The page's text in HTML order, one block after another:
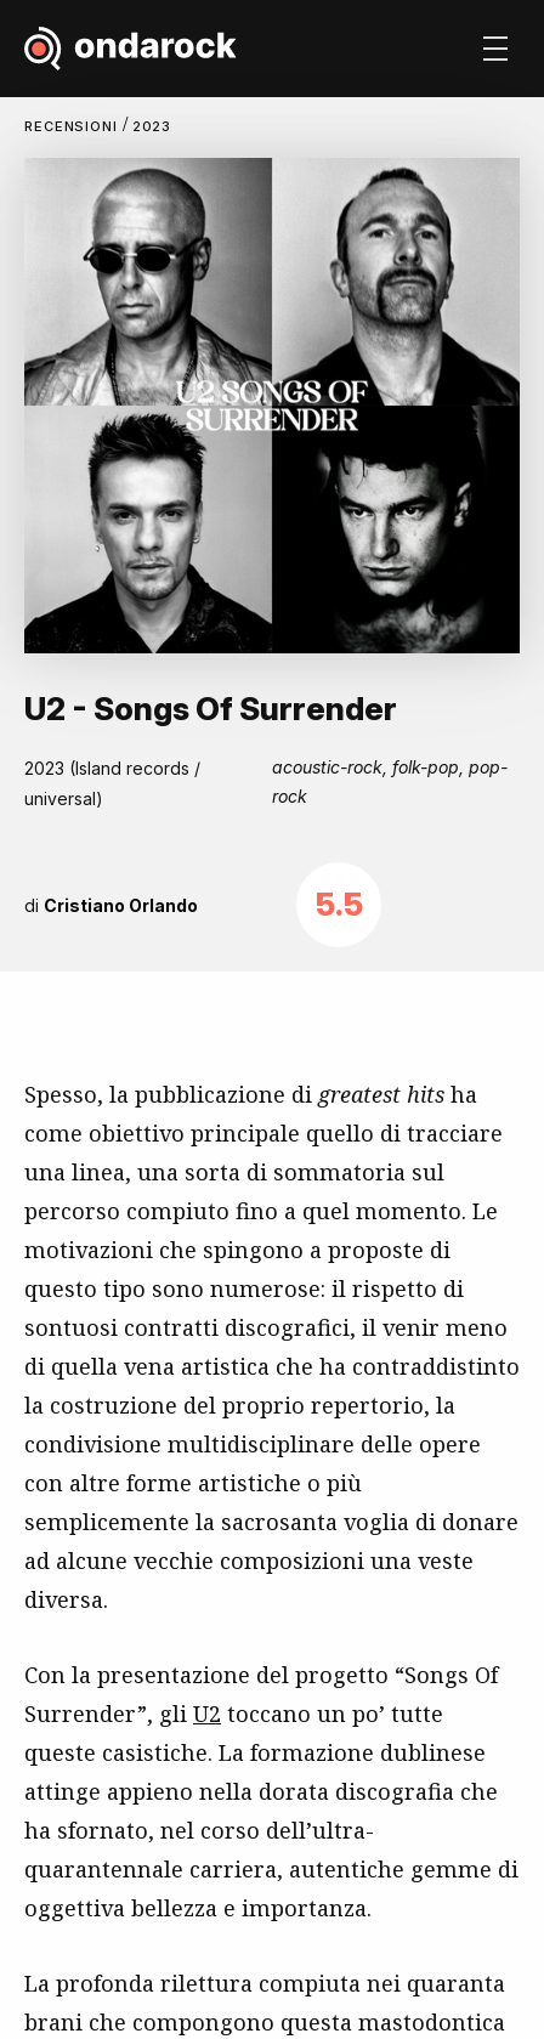
RECENSIONI / 2023
U2 - Songs Of Surrender
2023 (Island records /
universal)
acoustic-rock, folk-pop, pop-
rock
di Cristiano Orlando 5.5
Spesso, la pubblicazione di greatest hits ha
come obiettivo principale quello di tracciare
una linea, una sorta di sommatoria sul
percorso compiuto fino a quel momento. Le
motivazioni che spingono a proposte di
questo tipo sono numerose: il rispetto di
sontuosi contratti discografici, il venir meno
di quella vena artistica che ha contraddistinto
la costruzione del proprio repertorio, la
condivisione multidisciplinare delle opere
con altre forme artistiche o più
semplicemente la sacrosanta voglia di donare
ad alcune vecchie composizioni una veste
diversa.
Con la presentazione del progetto “Songs Of
Surrender”, gli U2 toccano un po’ tutte
queste casistiche. La formazione dublinese
attinge appieno nella dorata discografia che
ha sfornato, nel corso dell’ultra-
quarantennale carriera, autentiche gemme di
oggettiva bellezza e importanza.
La profonda rilettura compiuta nei quaranta
brani che compongono questa mastodontica